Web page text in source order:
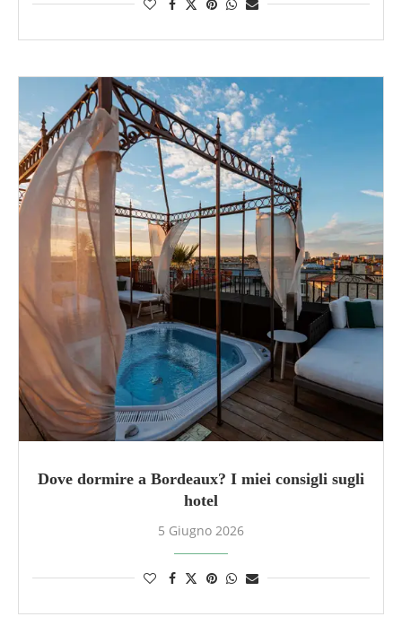
Dove dormire a Bordeaux? I miei consigli sugli
hotel
5 Giugno 2026